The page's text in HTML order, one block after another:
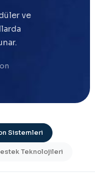
ve
Sistemleri
Teknolojileri